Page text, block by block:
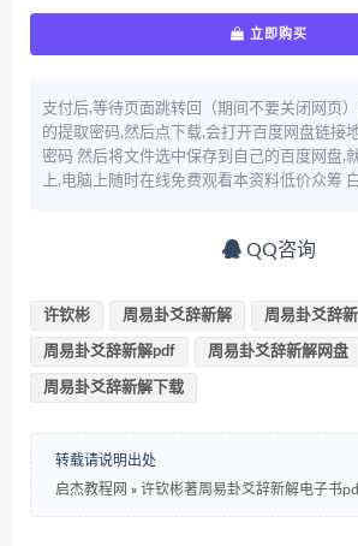
立即购买
支付后,等待页面跳转回（期间不要关闭网页
的提取密码,然后点下载,会打开百度网盘链接
密码 然后将文件选中保存到自己的百度网盘,
上,电脑上随时在线免费观看本资料低价众筹
QQ咨询
许钦彬 周易卦爻辞新解 周易卦爻辞
周易卦爻辞新解pdf 周易卦爻辞新解网盘
周易卦爻辞新解下载
转载请说明出处
启杰教程网 » 许钦彬著周易卦爻辞新解电子书